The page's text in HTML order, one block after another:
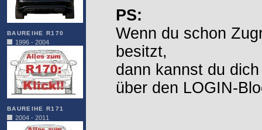
BAUREIHE R170
1996 - 2004
BAUREIHE R171
2004 - 2011
PS:
Wenn du schon
besitzt,
dann kannst du
über den LOGIN-